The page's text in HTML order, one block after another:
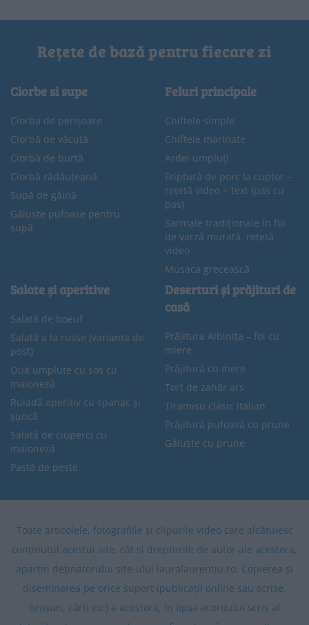
Rețete de bază pentru fiecare zi
Ciorbe si supe
Ciorba de perișoare
Ciorbă de văcuță
Ciorbă de burtă
Ciorbă rădăuțeană
Supă de găină
Găluște pufoase pentru
supă
Feluri principale
Chiftele simple
Chiftele marinate
Ardei umpluți
Friptură de porc la cuptor –
rețetă video + text (pas cu
pas)
Sarmale tradiționale în foi
de varză murată, rețetă
video
Musaca grecească
Salate și aperitive
Salată de boeuf
Salată a la russe (varianta de
post)
Ouă umplute cu sos cu
maioneză
Ruladă aperitiv cu spanac și
șuncă
Salată de ciuperci cu
maioneză
Pastă de pește
Deserturi și prăjituri de
casă
Prăjitura Albinița – foi cu
miere
Prăjitură cu mere
Tort de zahăr ars
Tiramisu clasic italian
Prăjitură pufoasă cu prune
Găluște cu prune
Toate articolele, fotografiile și clipurile video care alcătuiesc
conținutul acestui site, cât și drepturile de autor ale acestora,
aparțin deținătorului site-ului lauralaurentiu.ro. Copierea și
diseminarea pe orice suport (publicații online sau scrise,
broșuri, cărți etc) a acestora, în lipsa acordului scris al